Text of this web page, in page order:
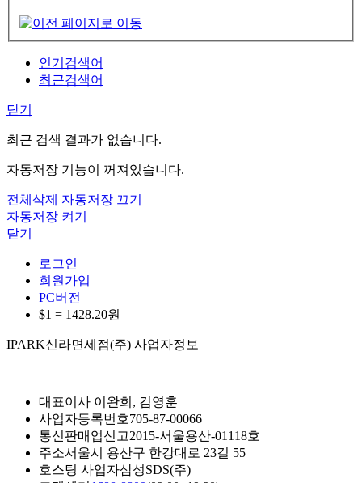
인기검색어
최근검색어
닫기
최근 검색 결과가 없습니다.
자동저장 기능이 꺼져있습니다.
전체삭제 자동저장 끄기
자동저장 켜기
닫기
로그인
회원가입
PC버전
$1 = 1428.20원
IPARK신라면세점(주) 사업자정보
대표이사 이완희, 김영훈
사업자등록번호705-87-00066
통신판매업신고2015-서울용산-01118호
주소서울시 용산구 한강대로 23길 55
호스팅 사업자삼성SDS(주)